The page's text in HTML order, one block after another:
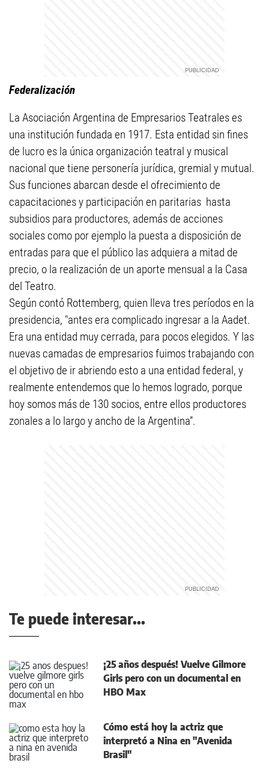
Federalización
La Asociación Argentina de Empresarios Teatrales es
una institución fundada en 1917. Esta entidad sin fines
de lucro es la única organización teatral y musical
nacional que tiene personería jurídica, gremial y mutual.
Sus funciones abarcan desde el ofrecimiento de
capacitaciones y participación en paritarias hasta
subsidios para productores, además de acciones
sociales como por ejemplo la puesta a disposición de
entradas para que el público las adquiera a mitad de
precio, o la realización de un aporte mensual a la Casa
del Teatro.
Según contó Rottemberg, quien lleva tres períodos en la
presidencia, "antes era complicado ingresar a la Aadet.
Era una entidad muy cerrada, para pocos elegidos. Y las
nuevas camadas de empresarios fuimos trabajando con
el objetivo de ir abriendo esto a una entidad federal, y
realmente entendemos que lo hemos logrado, porque
hoy somos más de 130 socios, entre ellos productores
zonales a lo largo y ancho de la Argentina”.
Te puede interesar...
¡25 años después! Vuelve Gilmore
Girls pero con un documental en
HBO Max
Cómo está hoy la actriz que
interpretó a Nina en "Avenida
Brasil"